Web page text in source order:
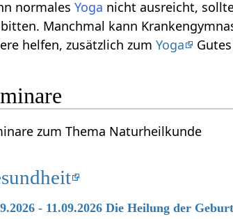
normalesYoga nicht ausreicht,
bitten. Manchmal kann
helfen, zusätzlich zumYoga
zum Thema Naturheilkunde
- 11.09.2026 Die Heilung der Geburt